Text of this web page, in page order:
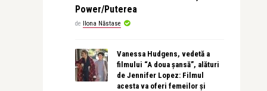
Power/Puterea
de Ilona Năstase
Vanessa Hudgens, vedetă a
filmului “A doua șansă”, alături
de Jennifer Lopez: Filmul
acesta va oferi femeilor și